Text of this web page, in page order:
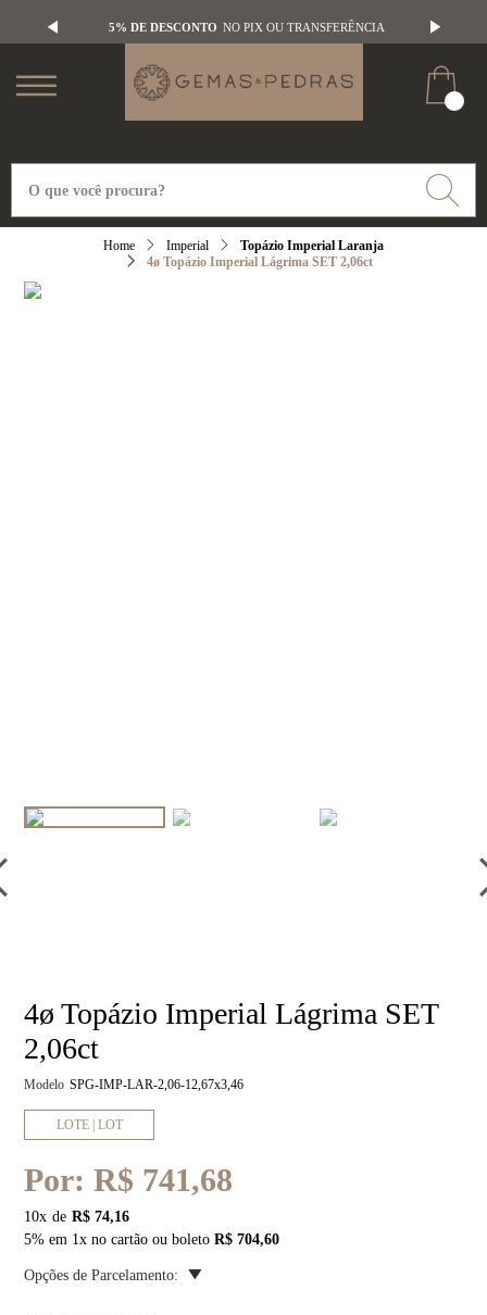
5% DE DESCONTO NO PIX OU TRANSFERÊNCIA
Imperial
Topázio Imperial Laranja
4ø Topázio Imperial Lágrima SET 2,06ct
4ø Topázio Imperial Lágrima SET
2,06ct
Modelo SPG-IMP-LAR-2,06-12,67x3,46
LOTE | LOT
Por:R$ 741,68
10x
R$ 74,16
5% em 1x no cartão ou boletoR$ 704,60
Opções de Parcelamento: